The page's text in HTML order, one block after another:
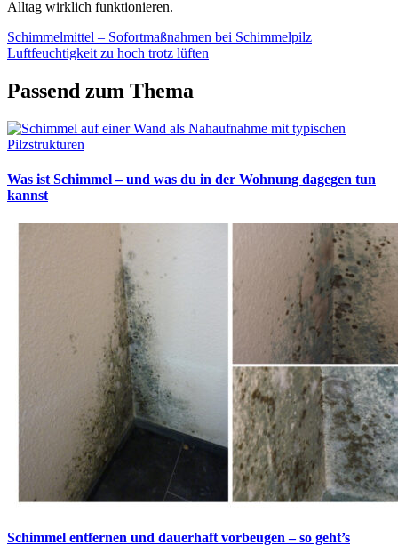
Alltag wirklich funktionieren.
Beitragsnavigation
Vorheriger
Beitrag:
Schimmelmittel – Sofortmaßnahmen bei Schimmelpilz
Nächster
Luftfeuchtigkeit zu hoch trotz lüften
Passend zum Thema
Was ist Schimmel – und was du in der Wohnung dagegen tun
kannst
Schimmel entfernen und dauerhaft vorbeugen – so geht’s